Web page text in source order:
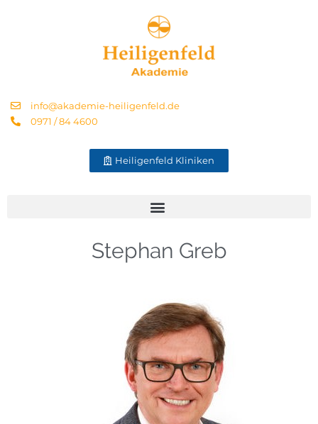
info@akademie-heiligenfeld.de
0971 / 84 4600
Heiligenfeld Kliniken
Stephan Greb